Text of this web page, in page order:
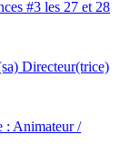
#3 les 27 et 28
Directeur(trice)
: Animateur /